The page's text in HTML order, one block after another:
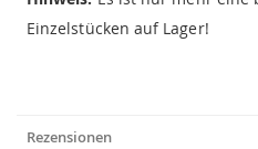
Einzelstücken auf Lager!
Rezensionen